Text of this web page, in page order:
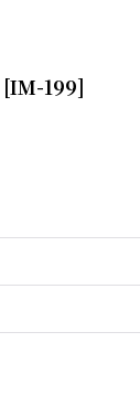
[IM-199]